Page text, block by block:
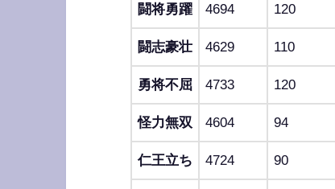
闘将勇躍 4694 120
闘志豪壮 4629 110
勇将不屈 4733 120
怪力無双 4604 94
仁王立ち 4724 90